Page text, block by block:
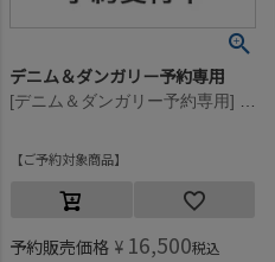
デニム＆ダンガリー予約専用
ご予約対象商品
予約販売価格 ¥ 16,500税込